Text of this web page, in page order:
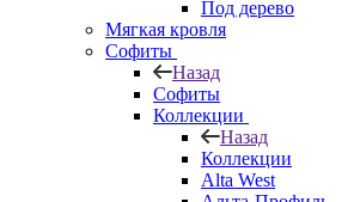
Под дерево
Мягкая кровля
Софиты
Назад
Софиты
Коллекции
Назад
Коллекции
Alta West